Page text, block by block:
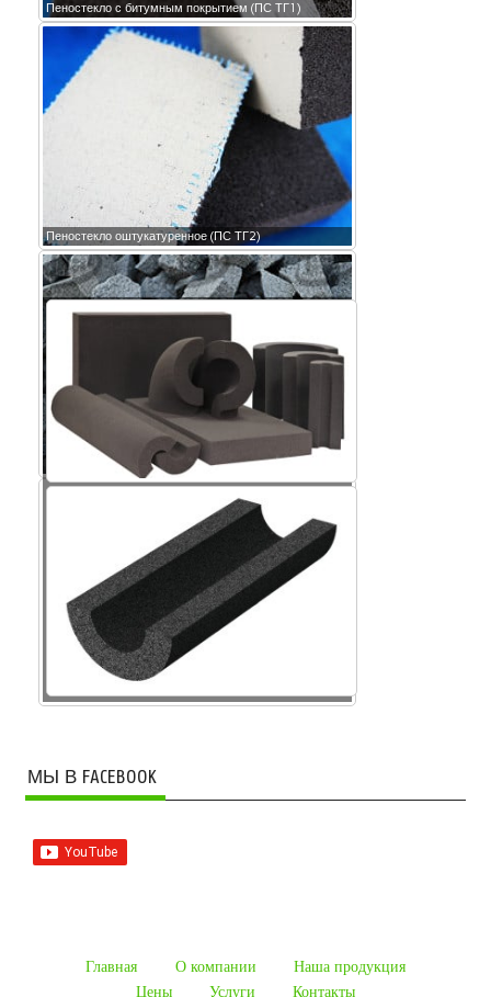
Пеностекло с битумным покрытием (ПС ТГ1)
Пеностекло оштукатуренное (ПС ТГ2)
Крошка пеностекла
МЫ В FACEBOOK
Главная О компании
Наша продукция
Цены
Услуги Контакты